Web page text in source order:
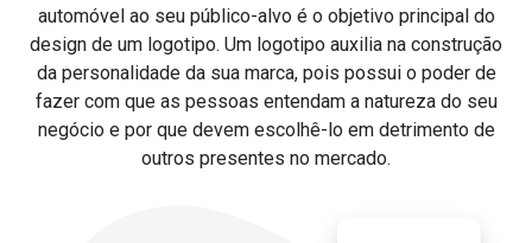
automóvel ao seu público-alvo é o objetivo principal do
design de um logotipo. Um logotipo auxilia na construção
da personalidade da sua marca, pois possui o poder de
fazer com que as pessoas entendam a natureza do seu
negócio e por que devem escolhê-lo em detrimento de
outros presentes no mercado.